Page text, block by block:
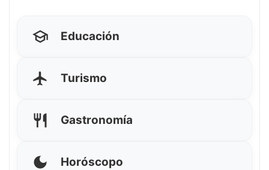
Educación
Turismo
Gastronomía
Horóscopo